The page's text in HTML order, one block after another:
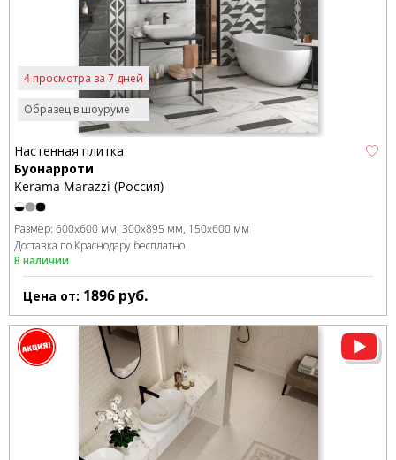
Образец в шоуруме
4 просмотра за 7 дней
Настенная плитка
Буонарроти
Kerama Marazzi (Россия)
Размер: 600x600 мм 300x895 мм 150x600 мм
Доставка по Краснодару бесплатно
В наличии
Цена от: 1896 руб.